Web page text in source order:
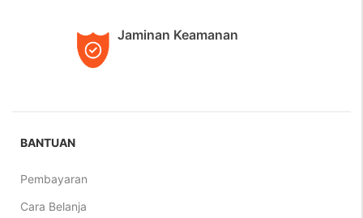
Jaminan Keamanan
BANTUAN
Pembayaran
Cara Belanja